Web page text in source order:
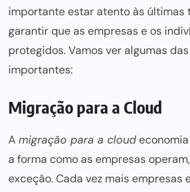
importante estar atento às últimas
garantir que as empresas e os
protegidos. Vamos ver algumas
importantes:
Migração para a Cloud
A migração para a cloud
a forma como as empresas
exceção. Cada vez mais empresas